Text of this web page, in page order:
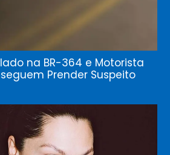
na BR-364 e Motorista
Prender Suspeito